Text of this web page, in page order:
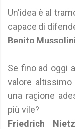
Un'idea è al
capace di
Benito Mussolini
Se fino ad oggi
valore
una ragione
più vile?
Friedrich